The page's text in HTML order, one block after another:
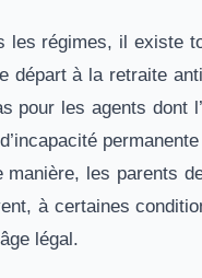
les régimes, il existe
départ à la retraite
pour les agents dont
permanente
manière, les parents
à certaines
légal.